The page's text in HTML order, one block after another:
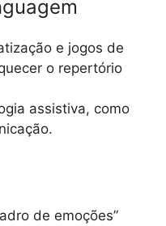
e jogos de
o repertório
assistiva, como
de emoções”